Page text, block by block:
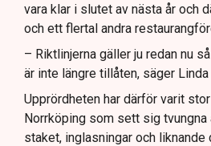
vara klar i slutet av nästa år och
och ett flertal andra
– Riktlinjerna gäller ju redan nu
är inte längre tillåten, säger
Upprördheten har därför varit
Norrköping som sett sig tvungna
staket, inglasningar och liknande